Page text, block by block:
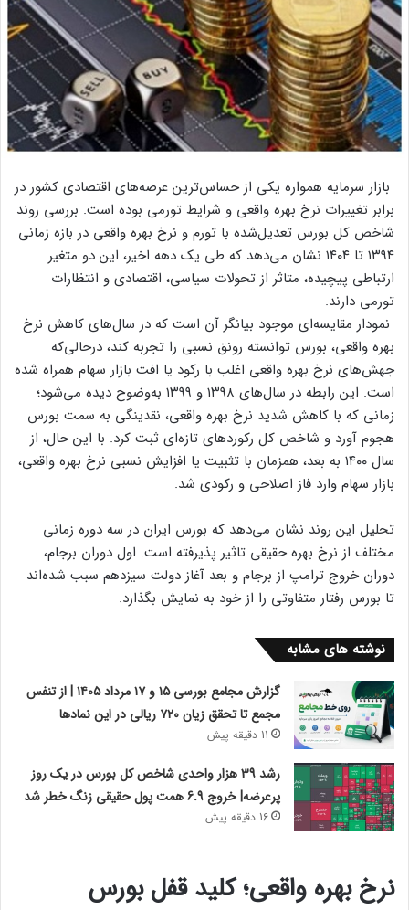
بازار سرمایه همواره یکی از حساس‌ترین عرصه‌های اقتصادی کشور در
برابر تغییرات نرخ بهره واقعی و شرایط تورمی بوده است. بررسی روند
شاخص کل بورس تعدیل‌شده با تورم و نرخ بهره واقعی در بازه زمانی
۱۳۹۴ تا ۱۴۰۴ نشان می‌دهد که طی یک دهه اخیر، این دو متغیر
ارتباطی پیچیده، متاثر از تحولات سیاسی، اقتصادی و انتظارات
تورمی دارند.
نمودار مقایسه‌ای موجود بیانگر آن است که در سال‌های کاهش نرخ
بهره واقعی، بورس توانسته رونق نسبی را تجربه کند، درحالی‌که
جهش‌های نرخ بهره واقعی اغلب با رکود یا افت بازار سهام همراه شده
است. این رابطه در سال‌های ۱۳۹۸ و ۱۳۹۹ به‌وضوح دیده می‌شود؛
زمانی که با کاهش شدید نرخ بهره واقعی، نقدینگی به سمت بورس
هجوم آورد و شاخص کل رکوردهای تازه‌ای ثبت کرد. با این حال، از
سال ۱۴۰۰ به بعد، همزمان با تثبیت یا افزایش نسبی نرخ بهره واقعی،
بازار سهام وارد فاز اصلاحی و رکودی شد.
تحلیل این روند نشان می‌دهد که بورس ایران در سه دوره زمانی
مختلف از نرخ بهره حقیقی تاثیر پذیرفته است. اول دوران برجام،
دوران خروج ترامپ از برجام و بعد آغاز دولت سیزدهم سبب شده‌اند
تا بورس رفتار متفاوتی را از خود به نمایش بگذارد.
نوشته های مشابه
گزارش مجامع بورسی ۱۵ و ۱۷ مرداد ۱۴۰۵ | از تنفس
مجمع تا تحقق زیان ۷۲۰ ریالی در این نماد‌ها
11 دقیقه پیش
رشد 39 هزار واحدی شاخص کل بورس در یک روز
پرعرضه| خروج 6.9 همت پول حقیقی زنگ خطر شد
16 دقیقه پیش
نرخ بهره واقعی؛ کلید قفل بورس